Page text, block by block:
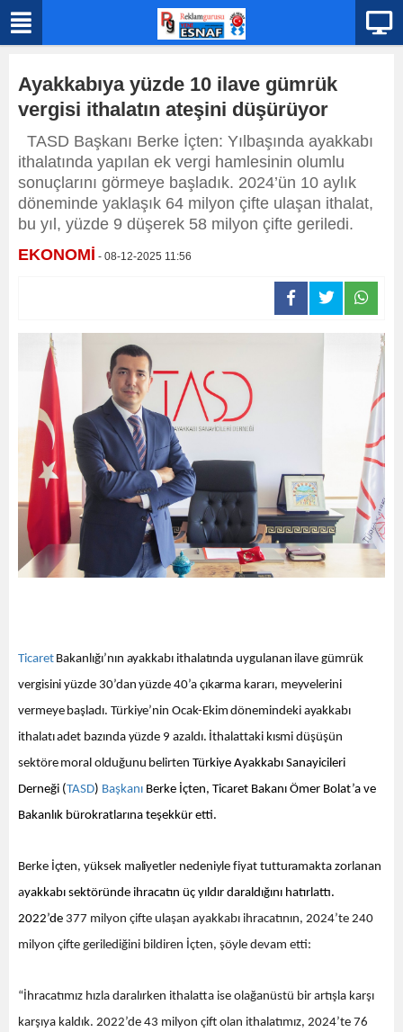
Ayakkabıya yüzde 10 ilave gümrük
vergisi ithalatın ateşini düşürüyor
TASD Başkanı Berke İçten: Yılbaşında ayakkabı
ithalatında yapılan ek vergi hamlesinin olumlu
sonuçlarını görmeye başladık. 2024’ün 10 aylık
döneminde yaklaşık 64 milyon çifte ulaşan ithalat,
bu yıl, yüzde 9 düşerek 58 milyon çifte geriledi.
EKONOMİ - 08-12-2025 11:56
TicaretBakanlığı’nın ayakkabı ithalatında uygulanan ilave gümrük
vergisini yüzde 30’dan yüzde 40’a çıkarma kararı, meyvelerini
vermeye başladı. Türkiye’nin Ocak-Ekim dönemindeki ayakkabı
ithalatı adet bazında yüzde 9 azaldı. İthalattaki kısmi düşüşün
sektöre moral olduğunu belirten Türkiye Ayakkabı Sanayicileri
Derneği (TASD) Başkanı Berke İçten, Ticaret Bakanı Ömer Bolat’a ve
Bakanlık bürokratlarına teşekkür etti.
Berke İçten, yüksek maliyetler nedeniyle fiyat tutturamakta zorlanan
ayakkabı sektöründe ihracatın üç yıldır daraldığını hatırlattı.
2022’de 377 milyon çifte ulaşan ayakkabı ihracatının, 2024’te 240
milyon çifte gerilediğini bildiren İçten, şöyle devam etti:
“İhracatımız hızla daralırken ithalatta ise olağanüstü bir artışla karşı
karşıya kaldık. 2022’de 43 milyon çift olan ithalatımız, 2024’te 76